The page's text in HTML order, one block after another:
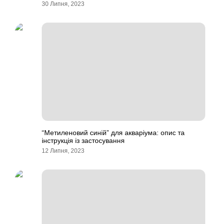
30 Липня, 2023
“Метиленовий синій” для акваріума: опис та
інструкція із застосування
12 Липня, 2023